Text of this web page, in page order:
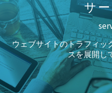
サ
ウェブサイトのトラフィッ
スを展開し